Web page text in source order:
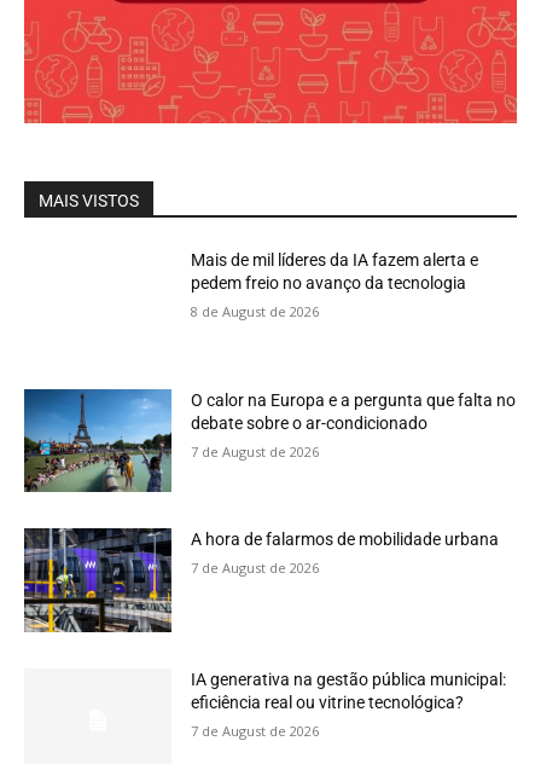
MAIS VISTOS
Mais de mil líderes da IA fazem alerta e
pedem freio no avanço da tecnologia
8 de August de 2026
O calor na Europa e a pergunta que falta no
debate sobre o ar-condicionado
7 de August de 2026
A hora de falarmos de mobilidade urbana
7 de August de 2026
IA generativa na gestão pública municipal:
eficiência real ou vitrine tecnológica?
7 de August de 2026